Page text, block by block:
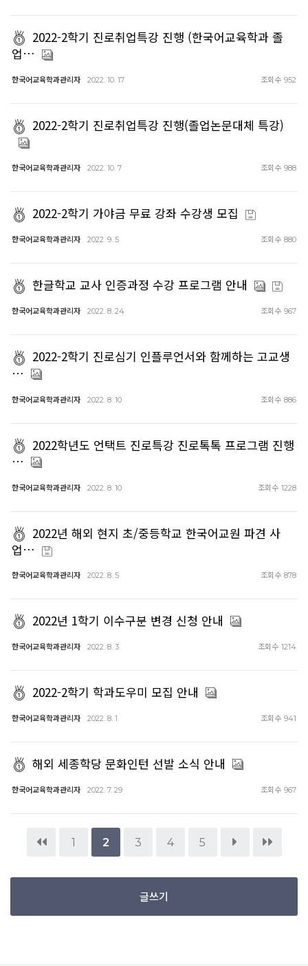
2022-2학기 진로취업특강 진행 (한국어교육학과 졸
업…
한국어교육학과관리자 2022. 10. 17 조회수 952
2022-2학기 진로취업특강 진행(졸업논문대체 특강)
한국어교육학과관리자 2022. 10. 7 조회수 988
2022-2학기 가야금 무료 강좌 수강생 모집
한국어교육학과관리자 2022. 9. 5 조회수 880
한글학교 교사 인증과정 수강 프로그램 안내
한국어교육학과관리자 2022. 8. 24 조회수 967
2022-2학기 진로심기 인플루언서와 함께하는 고교생
…
한국어교육학과관리자 2022. 8. 10 조회수 886
2022학년도 언택트 진로특강 진로톡톡 프로그램 진행
…
한국어교육학과관리자 2022. 8. 10 조회수 1228
2022년 해외 현지 초/중등학교 한국어교원 파견 사
업…
한국어교육학과관리자 2022. 8. 5 조회수 878
2022년 1학기 이수구분 변경 신청 안내
한국어교육학과관리자 2022. 8. 3 조회수 1214
2022-2학기 학과도우미 모집 안내
한국어교육학과관리자 2022. 8. 1 조회수 941
해외 세종학당 문화인턴 선발 소식 안내
한국어교육학과관리자 2022. 7. 29 조회수 967
1 2 3 4 5
글쓰기